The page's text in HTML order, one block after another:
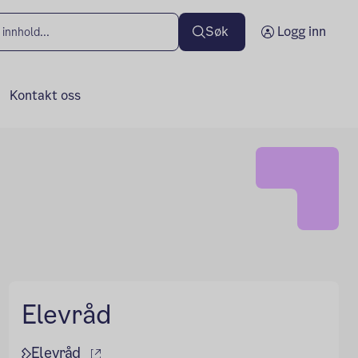
Søk Logg inn
Kontakt oss
Elevråd
Elevråd
(ekstern lenke)